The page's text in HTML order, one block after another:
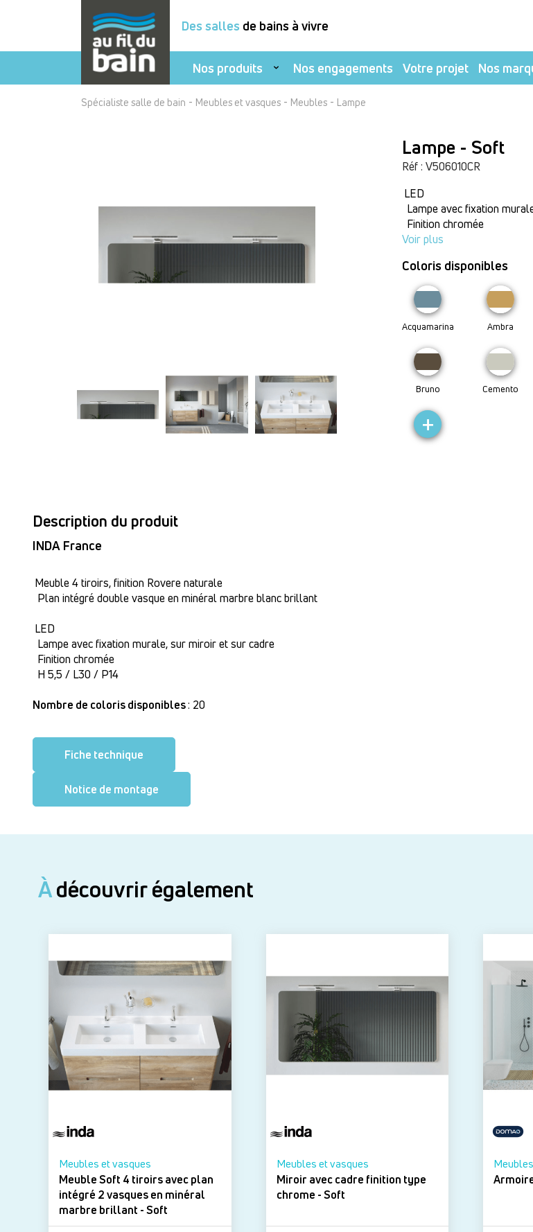
Des salles de bains à vivre
Nos produits Nos engagements Votre projet Nos
Spécialiste salle de bain - Meubles et vasques - Meubles - Lampe
Lampe - Soft
Réf : V506010CR
LED
Lampe avec fixation
Finition chromée
Voir plus
Coloris disponibles
Acquamarina Ambra
Bruno Cemento
+
Description du produit
INDA France
Meuble 4 tiroirs, finition Rovere naturale
Plan intégré double vasque en minéral marbre blanc brillant
LED
Lampe avec fixation murale, sur miroir et sur cadre
Finition chromée
H 5,5 / L30 / P14
Nombre de coloris disponibles: 20
Fiche technique
Notice de montage
Àdécouvrir également
Meubles et vasques
Meuble Soft 4 tiroirs avec plan
intégré 2 vasques en minéral
marbre brillant - Soft
Meubles et vasques
Miroir avec cadre finition type
chrome - Soft